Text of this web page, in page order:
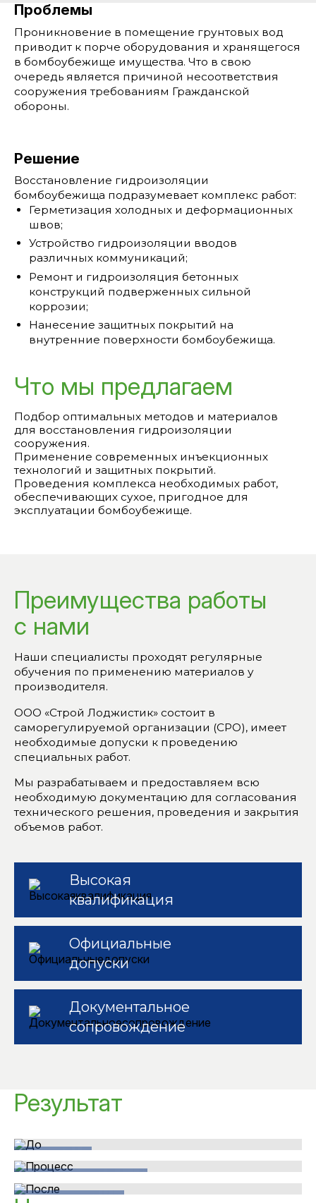
Проблемы
Проникновение в помещение грунтовых вод
приводит к порче оборудования и хранящегося
в бомбоубежище имущества. Что в свою
очередь является причиной несоответствия
сооружения требованиям Гражданской
обороны.
Решение
Восстановление гидроизоляции
бомбоубежища подразумевает комплекс работ:
Герметизация холодных и деформационных
швов;
Устройство гидроизоляции вводов
различных коммуникаций;
Ремонт и гидроизоляция бетонных
конструкций подверженных сильной
коррозии;
Нанесение защитных покрытий на
внутренние поверхности бомбоубежища.
Что мы предлагаем
Подбор оптимальных методов и материалов
для восстановления гидроизоляции
сооружения.
Применение современных инъекционных
технологий и защитных покрытий.
Проведения комплекса необходимых работ,
обеспечивающих сухое, пригодное для
эксплуатации бомбоубежище.
Преимущества работы
с нами
Наши специалисты проходят регулярные
обучения по применению материалов у
производителя.
ООО «Строй Лоджистик» состоит в
саморегулируемой организации (СРО), имеет
необходимые допуски к проведению
специальных работ.
Мы разрабатываем и предоставляем всю
необходимую документацию для согласования
технического решения, проведения и закрытия
объемов работ.
Высокая
квалификация
Официальные
допуски
Документальное
сопровождение
Результат
До
Процесс